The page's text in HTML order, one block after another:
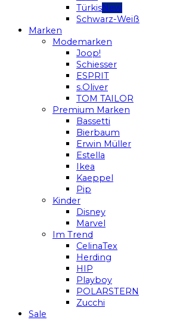
Türkis
Schwarz-Weiß
Marken
Modemarken
Joop!
Schiesser
ESPRIT
s.Oliver
TOM TAILOR
Premium Marken
Bassetti
Bierbaum
Erwin Müller
Estella
Ikea
Kaeppel
Pip
Kinder
Disney
Marvel
Im Trend
CelinaTex
Herding
HIP
Playboy
POLARSTERN
Zucchi
Sale